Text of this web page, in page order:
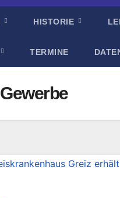
HISTORIE
TERMINE
Gewerbe